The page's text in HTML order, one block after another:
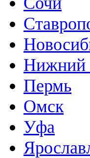
Нижний
Пермь
Омск
Уфа